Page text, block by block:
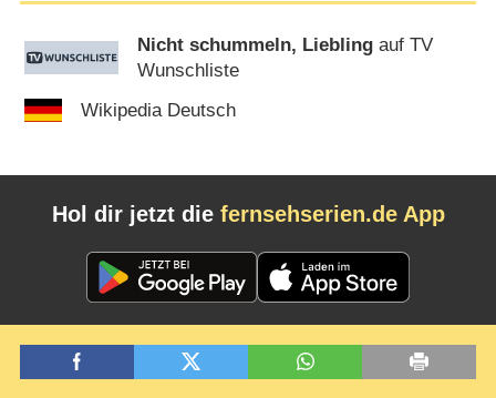
Nicht schummeln, Liebling auf TV
Wunschliste
Wikipedia Deutsch
Hol dir jetzt die fernsehserien.de App